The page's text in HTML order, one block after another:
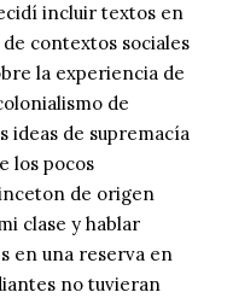
incluir textos en
contextos sociales
la experiencia de
de
ideas de supremacía
los pocos
de origen
clase y hablar
en una reserva en
no tuvieran